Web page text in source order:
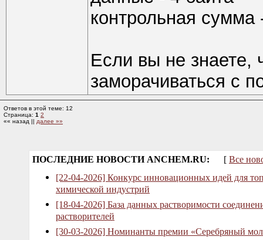
контрольная сумма
Если вы не знаете,
заморачиваться с
Ответов в этой теме: 12
Страница: 1 2
«« назад || далее »»
ПОСЛЕДНИЕ НОВОСТИ ANCHEM.RU: [ Все
[22-04-2026] Конкурс инновационных идей для
химической индустрий
[18-04-2026] База данных растворимости
растворителей
[30-03-2026] Номинанты премии «Серебряный